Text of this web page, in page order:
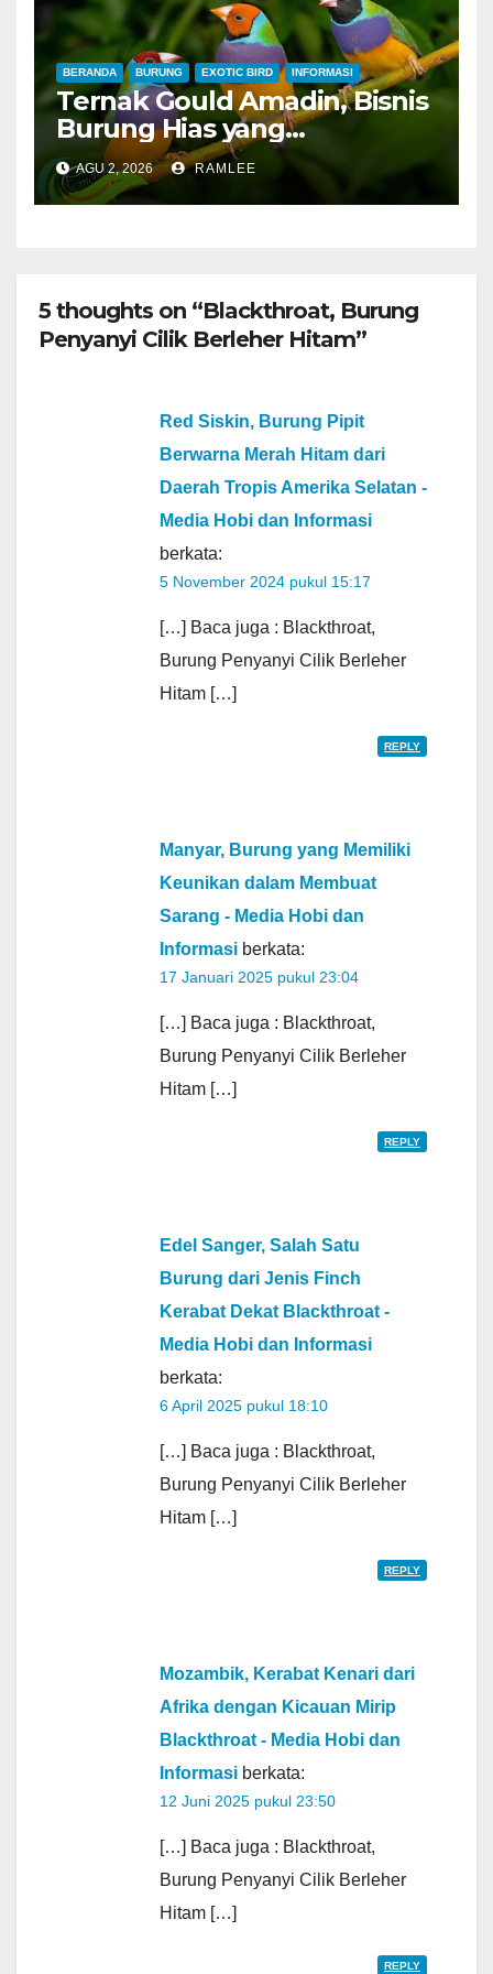
BERANDA BURUNG EXOTIC BIRD INFORMASI
Ternak Gould Amadin, Bisnis
Burung Hias yang
Menguntungkan
AGU 2, 2026 RAMLEE
5 thoughts on “Blackthroat, Burung
Penyanyi Cilik Berleher Hitam”
Red Siskin, Burung Pipit
Berwarna Merah Hitam dari
Daerah Tropis Amerika Selatan -
Media Hobi dan Informasi
berkata:
5 November 2024 pukul 15:17
[…] Baca juga : Blackthroat,
Burung Penyanyi Cilik Berleher
Hitam […]
REPLY
Manyar, Burung yang Memiliki
Keunikan dalam Membuat
Sarang - Media Hobi dan
Informasi berkata:
17 Januari 2025 pukul 23:04
[…] Baca juga : Blackthroat,
Burung Penyanyi Cilik Berleher
Hitam […]
REPLY
Edel Sanger, Salah Satu
Burung dari Jenis Finch
Kerabat Dekat Blackthroat -
Media Hobi dan Informasi
berkata:
6 April 2025 pukul 18:10
[…] Baca juga : Blackthroat,
Burung Penyanyi Cilik Berleher
Hitam […]
REPLY
Mozambik, Kerabat Kenari dari
Afrika dengan Kicauan Mirip
Blackthroat - Media Hobi dan
Informasi berkata:
12 Juni 2025 pukul 23:50
[…] Baca juga : Blackthroat,
Burung Penyanyi Cilik Berleher
Hitam […]
REPLY